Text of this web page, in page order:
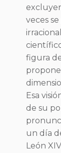
veces
figura
Esa
de su
un día
León